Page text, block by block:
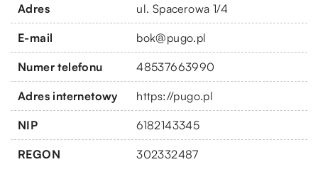
Adres ul. Spacerowa 1/4
E-mail bok@pugo.pl
Numer telefonu 48537663990
Adres internetowy https://pugo.pl
NIP 6182143345
REGON 302332487